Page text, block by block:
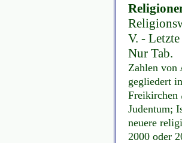
V. -
Nur Tab.
Zahlen von
gegliedert
Freikirchen
Judentum;
neuere
2000 oder